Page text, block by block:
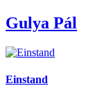
Gulya Pál
Einstand